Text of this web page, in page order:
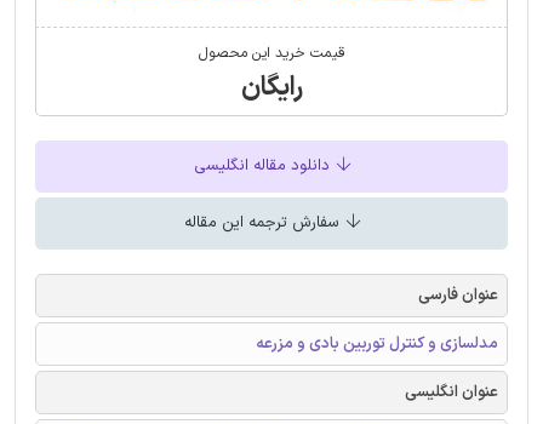
قیمت خرید این محصول
رایگان
دانلود مقاله انگلیسی
سفارش ترجمه این مقاله
عنوان فارسی
مدلسازی و کنترل توربین بادی و مزرعه
عنوان انگلیسی